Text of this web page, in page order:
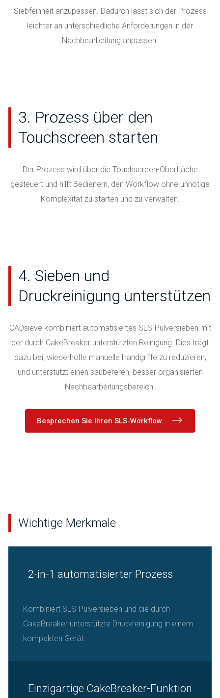
Siebfeinheit anzupassen. Dadurch lässt sich der Prozess
leichter an unterschiedliche Anforderungen in der
Nachbearbeitung anpassen.
3. Prozess über den
Touchscreen starten
Der Prozess wird über die Touchscreen-Oberfläche
gesteuert und hilft Bedienern, den Workflow ohne unnötige
Komplexität zu starten und zu verwalten.
4. Sieben und
Druckreinigung unterstützen
CADsieve kombiniert automatisiertes SLS-Pulversieben mit
der durch CakeBreaker unterstützten Reinigung. Dies trägt
dazu bei, wiederholte manuelle Handgriffe zu reduzieren,
und unterstützt einen saubereren, besser organisierten
Nachbearbeitungsbereich.
Besprechen Sie Ihren SLS-Workflow.
Wichtige Merkmale
2-in-1 automatisierter Prozess
Kombiniert SLS-Pulversieben und die durch
CakeBreaker unterstützte Druckreinigung in einem
kompakten Gerät.
Einzigartige CakeBreaker-Funktion